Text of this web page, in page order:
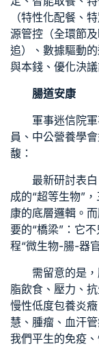
（特性化配餐、
源管控（全環節
追）、數據驅動
與本錢、優化決議
腸道安康
軍事迷信院
員、中公營養學
馥：
最新研討表
成的“超等生物”
康的底層邏輯。
要的“橋梁”：它
程“微生物-腸-器
需留意的是
脂飲食、壓力、
慢性低度包養炎
慧、腫瘤、血汗
我們平生的免疫